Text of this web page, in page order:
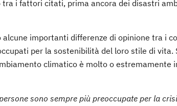
tra i fattori citati, prima ancora dei disastri
alcune importanti differenze di opinione tra i
per la sostenibilità del loro stile di
climatico è molto o
sono sempre più preoccupate per la